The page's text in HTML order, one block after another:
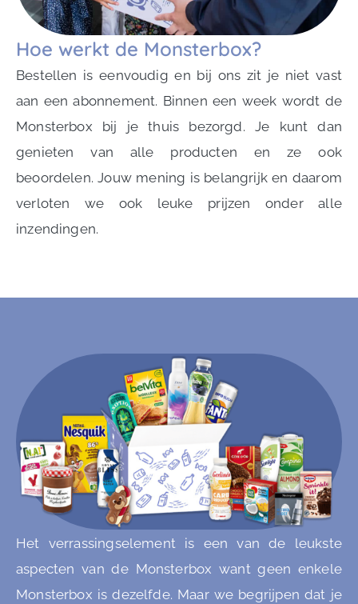
Hoe werkt de Monsterbox?
Bestellen is eenvoudig en bij ons zit je niet vast
aan een abonnement. Binnen een week wordt de
Monsterbox bij je thuis bezorgd. Je kunt dan
genieten van alle producten en ze ook
beoordelen. Jouw mening is belangrijk en daarom
verloten we ook leuke prijzen onder alle
inzendingen.
Het verrassingselement is een van de leukste
aspecten van de Monsterbox want geen enkele
Monsterbox is dezelfde. Maar we begrijpen dat je